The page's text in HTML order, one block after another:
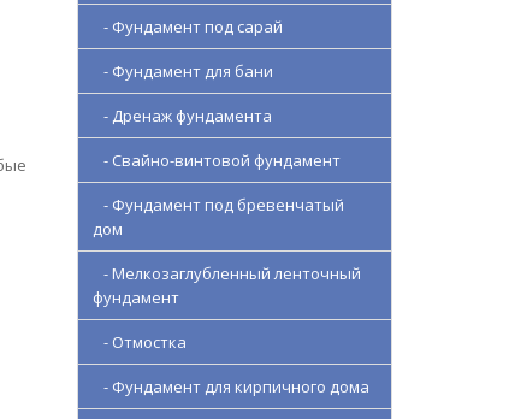
- Фундамент под сарай
- Фундамент для бани
- Дренаж фундамента
- Свайно-винтовой фундамент
- Фундамент под бревенчатый
дом
- Мелкозаглубленный ленточный
фундамент
- Отмостка
- Фундамент для кирпичного дома